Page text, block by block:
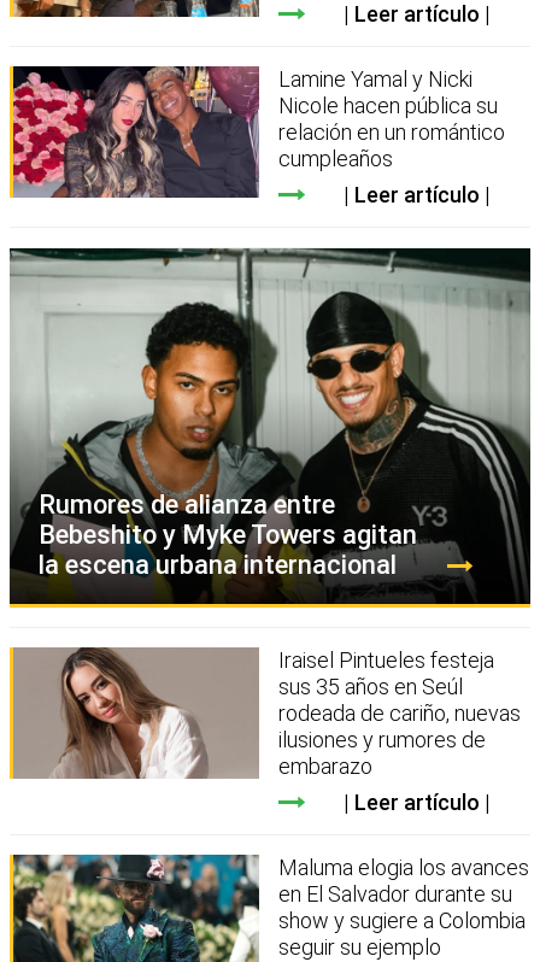
Leer artículo
Lamine Yamal y Nicki
Nicole hacen pública su
relación en un romántico
cumpleaños
Leer artículo
Rumores de alianza entre
Bebeshito y Myke Towers agitan
la escena urbana internacional
Iraisel Pintueles festeja
sus 35 años en Seúl
rodeada de cariño, nuevas
ilusiones y rumores de
embarazo
Leer artículo
Maluma elogia los avances
en El Salvador durante su
show y sugiere a Colombia
seguir su ejemplo